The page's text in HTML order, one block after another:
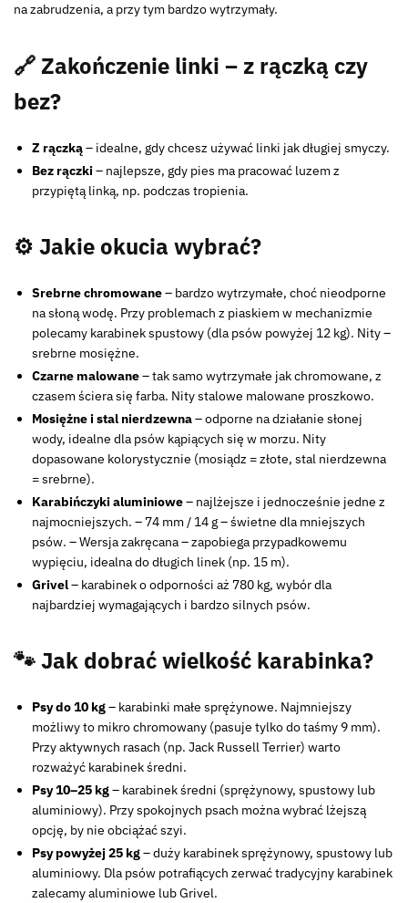
na zabrudzenia, a przy tym bardzo wytrzymały.
🔗 Zakończenie linki – z rączką czy
bez?
Z rączką– idealne, gdy chcesz używać linki jak długiej smyczy.
Bez rączki– najlepsze, gdy pies ma pracować luzem z
przypiętą linką, np. podczas tropienia.
⚙️ Jakie okucia wybrać?
Srebrne chromowane– bardzo wytrzymałe, choć nieodporne
na słoną wodę. Przy problemach z piaskiem w mechanizmie
polecamy karabinek spustowy (dla psów powyżej 12 kg). Nity –
srebrne mosiężne.
Czarne malowane– tak samo wytrzymałe jak chromowane, z
czasem ściera się farba. Nity stalowe malowane proszkowo.
Mosiężne i stal nierdzewna– odporne na działanie słonej
wody, idealne dla psów kąpiących się w morzu. Nity
dopasowane kolorystycznie (mosiądz = złote, stal nierdzewna
= srebrne).
Karabińczyki aluminiowe– najlżejsze i jednocześnie jedne z
najmocniejszych. – 74 mm / 14 g – świetne dla mniejszych
psów. – Wersja zakręcana – zapobiega przypadkowemu
wypięciu, idealna do długich linek (np. 15 m).
Grivel– karabinek o odporności aż 780 kg, wybór dla
najbardziej wymagających i bardzo silnych psów.
🐾 Jak dobrać wielkość karabinka?
Psy do 10 kg– karabinki małe sprężynowe. Najmniejszy
możliwy to mikro chromowany (pasuje tylko do taśmy 9 mm).
Przy aktywnych rasach (np. Jack Russell Terrier) warto
rozważyć karabinek średni.
Psy 10–25 kg– karabinek średni (sprężynowy, spustowy lub
aluminiowy). Przy spokojnych psach można wybrać lżejszą
opcję, by nie obciążać szyi.
Psy powyżej 25 kg– duży karabinek sprężynowy, spustowy lub
aluminiowy. Dla psów potrafiących zerwać tradycyjny karabinek
zalecamy aluminiowe lub Grivel.